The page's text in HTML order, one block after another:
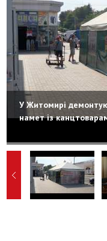
У Житомирі
намет із